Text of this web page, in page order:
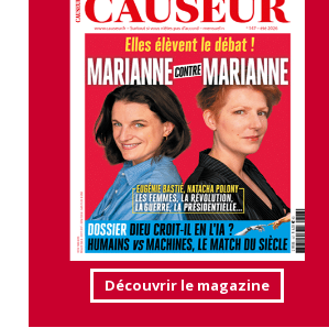
Découvrir le magazine